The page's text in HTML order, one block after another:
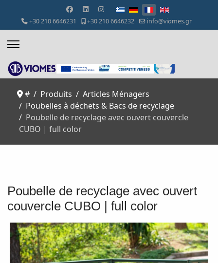
Sélectionnez votre langue
+30 210 6646231 +30 210 6646232 info@viomes.gr
# Produits
Articles Ménagers
Poubelles à déchets & Bacs de recyclage
Poubelle de recyclage avec ouvert couvercle
CUBO | full color
Poubelle de recyclage avec ouvert
couvercle CUBO | full color